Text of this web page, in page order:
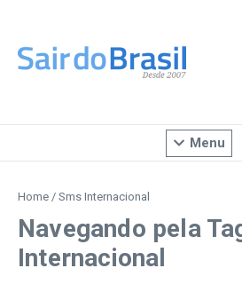
Menu
Home / Sms Internacional
Navegando pela
Internacional